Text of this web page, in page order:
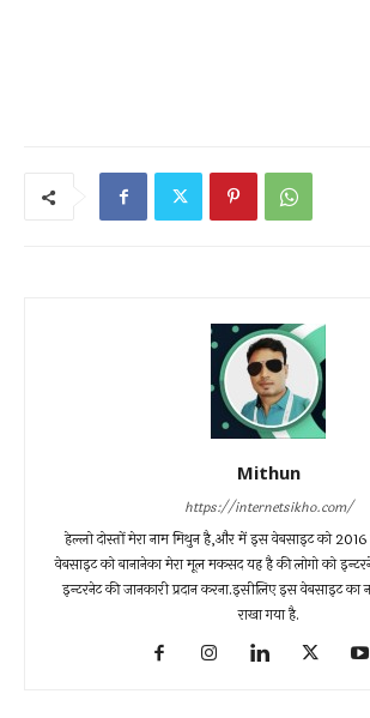
Mithun
https://internetsikho.com/
हेल्लो दोस्तों मेरा नाम मिथुन है,और में इस वेबसाइट को
वेबसाइट को बानानेका मेरा मूल मकसद यह है की लोगो को
इन्टरनेट की जानकारी प्रदान करना.इसीलिए इस वेबसाइट
राखा गया है.